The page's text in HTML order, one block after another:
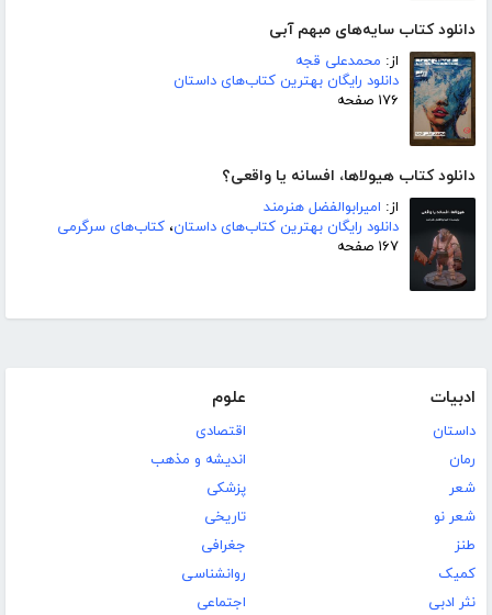
دانلود کتاب سایه‌های مبهم آبی
از: محمدعلی قجه
دانلود رایگان بهترین کتاب‌های داستان
۱۷۶ صفحه
دانلود کتاب هیولاها، افسانه یا واقعی؟
از: امیرابوالفضل هنرمند
دانلود رایگان بهترین کتاب‌های داستان، کتاب‌های سرگرمی
۱۶۷ صفحه
ادبیات
داستان
رمان
شعر
شعر نو
طنز
کمیک
نثر ادبی
علوم
اقتصادی
اندیشه و مذهب
پزشکی
تاریخی
جغرافی
روانشناسی
اجتماعی